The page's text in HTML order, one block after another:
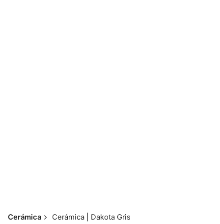
Cerámica Cerámica | Dakota Gris